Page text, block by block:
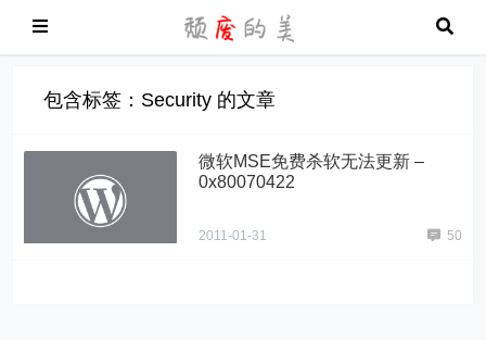
包含标签：Security 的文章
微软MSE免费杀软无法更新 –
0x80070422
2011-01-31 50